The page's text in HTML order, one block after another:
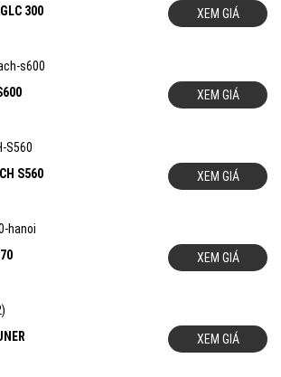
300 XEM GIÁ
XEM GIÁ
S560 XEM GIÁ
XEM GIÁ
XEM GIÁ